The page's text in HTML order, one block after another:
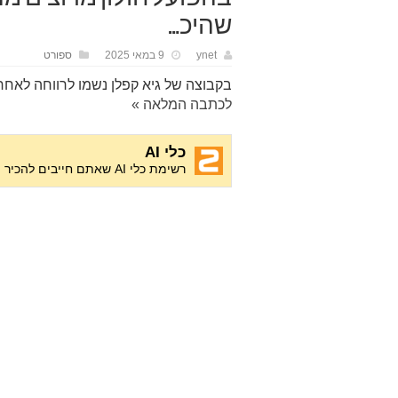
שהיכ…
ynet 9 במאי 2025 ספורט
בקבוצה של גיא קפלן נשמו לרווחה
לכתבה המלאה »